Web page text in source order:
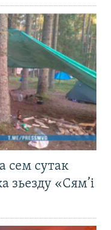
сем сутак
зьезду «Сям’і